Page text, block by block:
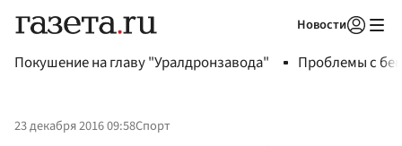
Новости
Покушение на главу "Уралдронзавода" Проблемы с
23 декабря 2016 09:58Спорт